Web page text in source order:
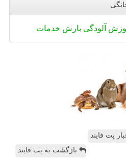
آلودگی بارش خدمات
پت فایند
بازگشت به پت فایند